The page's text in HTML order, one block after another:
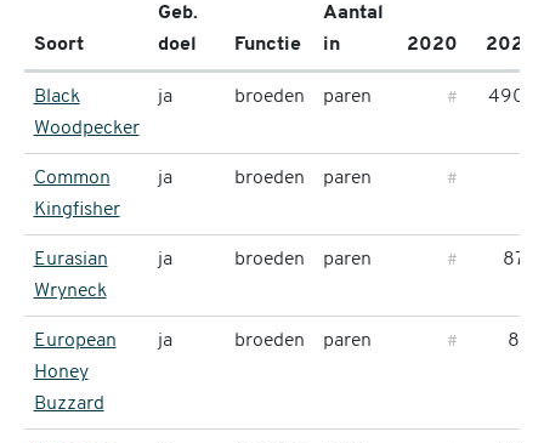
Soort
Geb.
doel
Functie
Aantal
in
2020 2021
Black
Woodpecker
ja broeden paren # 490
Common
Kingfisher
ja broeden paren #
Eurasian
Wryneck
ja broeden paren # 87
European
Honey
Buzzard
ja broeden paren # 86